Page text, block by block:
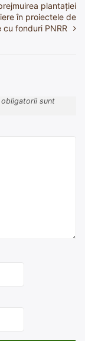
plantației
în proiectele de
cu fonduri PNRR
obligatorii sunt